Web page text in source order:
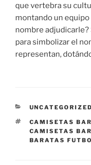
que vertebra su
montando un
nombre
para simbolizar el
representan,
CATEGORÍAS
UNCATEGORIZED
ETIQUETAS
CAMISETAS
CAMISETAS
BARATAS